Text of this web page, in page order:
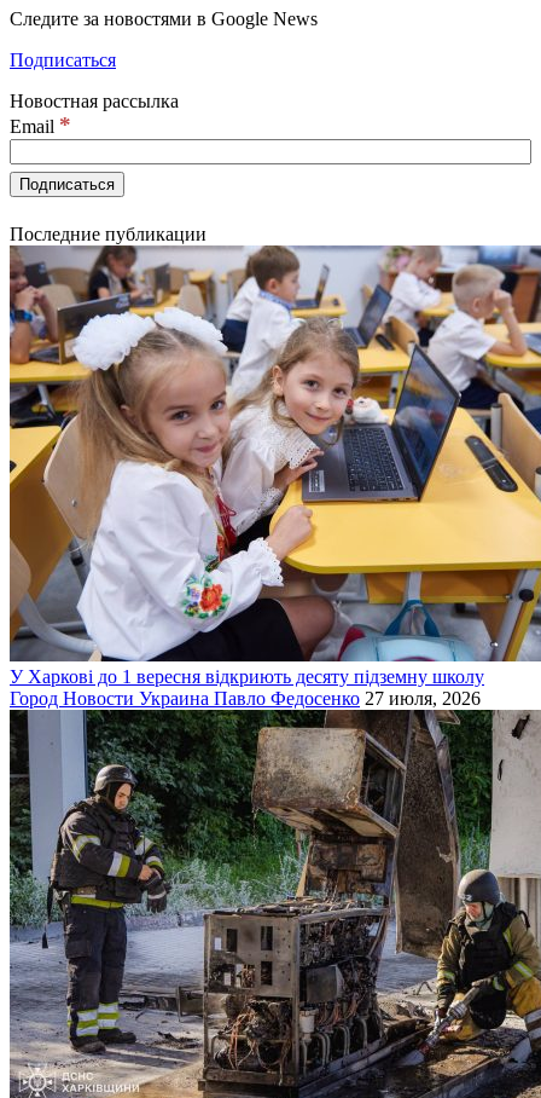
Следите за новостями в Google News
Подписаться
Новостная рассылка
Email *
Последние публикации
У Харкові до 1 вересня відкриють десяту підземну школу
Город Новости Украина Павло Федосенко 27 июля, 2026